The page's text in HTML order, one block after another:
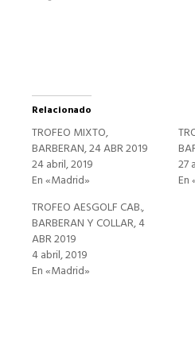
Relacionado
TROFEO MIXTO,
BARBERAN, 24 ABR 2019
24 abril, 2019
En «Madrid»
27
En
TROFEO AESGOLF CAB.,
BARBERAN Y COLLAR, 4
ABR 2019
4 abril, 2019
En «Madrid»